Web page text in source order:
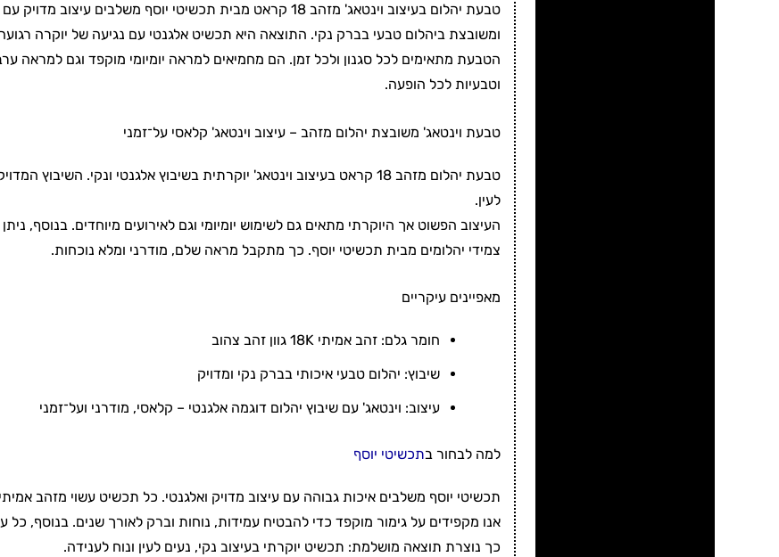
ומשובצת ביהלום טבעי בברק נקי. התוצאה היא תכשיט אלגנטי עם נגיעה של יוקרה
הטבעת מתאימים לכל סגנון ולכל זמן. הם מחמיאים למראה יומיומי מוקפד וגם למראה
וטבעיות לכל הופעה.
טבעת וינטאג' משובצת יהלום מזהב – עיצוב וינטאג' קלאסי על־זמני
טבעת יהלום מזהב 18 קראט בעיצוב וינטאג' יוקרתית בשיבוץ אלגנטי ונקי.
לעין.
העיצוב הפשוט אך היוקרתי מתאים גם לשימוש יומיומי וגם לאירועים מיוחדים.
צמידי יהלומים מבית תכשיטי יוסף. כך מתקבל מראה שלם, מודרני ומלא נוכחות.
מאפיינים עיקריים
חומר גלם: זהב אמיתי 18K גוון זהב צהוב
שיבוץ: יהלום טבעי איכותי בברק נקי ומדויק
עיצוב: וינטאג' עם שיבוץ יהלום דוגמה אלגנטי – קלאסי, מודרני ועל־זמני
למה לבחור בתכשיטי יוסף
תכשיטי יוסף משלבים איכות גבוהה עם עיצוב מדויק ואלגנטי. כל תכשיט עשוי מזהב
אנו מקפידים על גימור מוקפד כדי להבטיח עמידות, נוחות וברק לאורך שנים. בנוסף, כל
כך נוצרת תוצאה מושלמת: תכשיט יוקרתי בעיצוב נקי, נעים לעין ונוח לענידה.